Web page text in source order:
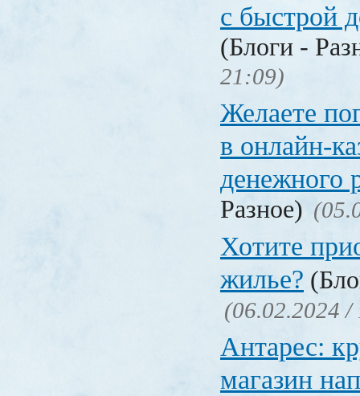
с быстрой
(Блоги -
21:09)
Желаете
в онлайн-
денежного
Разное)
Хотите
жилье?
(06.02.2024 /
Антарес:
магазин